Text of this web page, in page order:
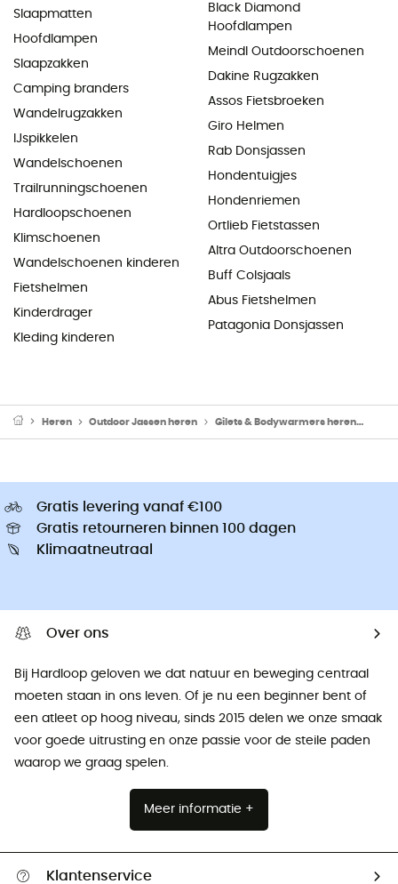
Slaapmatten
Hoofdlampen
Slaapzakken
Camping branders
Wandelrugzakken
IJspikkelen
Wandelschoenen
Trailrunningschoenen
Hardloopschoenen
Klimschoenen
Wandelschoenen kinderen
Fietshelmen
Kinderdrager
Kleding kinderen
Black Diamond
Hoofdlampen
Meindl Outdoorschoenen
Dakine Rugzakken
Assos Fietsbroeken
Giro Helmen
Rab Donsjassen
Hondentuigjes
Hondenriemen
Ortlieb Fietstassen
Altra Outdoorschoenen
Buff Colsjaals
Abus Fietshelmen
Patagonia Donsjassen
Heren Outdoor Jassen heren Gilets & Bodywarmers heren
Gratis levering vanaf €100
Gratis retourneren binnen 100 dagen
Klimaatneutraal
Over ons
Bij Hardloop geloven we dat natuur en beweging centraal
moeten staan ​​in ons leven. Of je nu een beginner bent of
een atleet op hoog niveau, sinds 2015 delen we onze smaak
voor goede uitrusting en onze passie voor de steile paden
waarop we graag spelen.
Meer informatie +
Klantenservice